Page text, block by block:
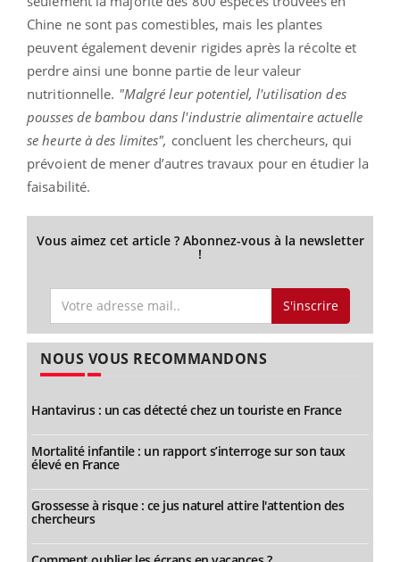
Chine ne sont pas comestibles, mais les plantes
peuvent également devenir rigides après la récolte et
perdre ainsi une bonne partie de leur valeur
nutritionnelle. "Malgré leur potentiel, l'utilisation des
pousses de bambou dans l'industrie alimentaire actuelle
se heurte à des limites", concluent les chercheurs, qui
prévoient de mener d’autres travaux pour en étudier la
faisabilité.
Vous aimez cet article ? Abonnez-vous à la newsletter
!
S'inscrire
NOUS VOUS RECOMMANDONS
Hantavirus : un cas détecté chez un touriste en France
Mortalité infantile : un rapport s’interroge sur son taux
élevé en France
Grossesse à risque : ce jus naturel attire l'attention des
chercheurs